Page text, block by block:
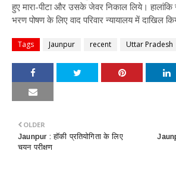
हुए मारा-पीटा और उसके जेवर निकाल लिये। हालांकि
भरण पोषण के लिए वाद परिवार न्यायालय में दाखिल
Tags Jaunpur recent Uttar Pradesh
OLDER
​Jaunpur : हॉकी प्रतियोगिता के लिए
चयन परीक्षण